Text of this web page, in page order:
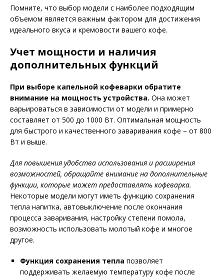
Помните, что выбор модели с наиболее подходящим
объемом является важным фактором для достижения
идеального вкуса и кремовости вашего кофе.
Учет мощности и наличия
дополнительных функций
При выборе капельной кофеварки обратите
внимание на мощность устройства. Она может
варьироваться в зависимости от модели и примерно
составляет от 500 до 1000 Вт. Оптимальная мощность
для быстрого и качественного заваривания кофе – от 800
Вт и выше.
Для повышения удобства использования и расширения
возможностей, обращайте внимание на дополнительные
функции, которые может предоставлять кофеварка.
Некоторые модели могут иметь функцию сохранения
тепла напитка, автовыключение после окончания
процесса заваривания, настройку степени помола,
возможность использовать молотый кофе и многое
другое.
Функция сохранения тепла позволяет
поддерживать желаемую температуру кофе после